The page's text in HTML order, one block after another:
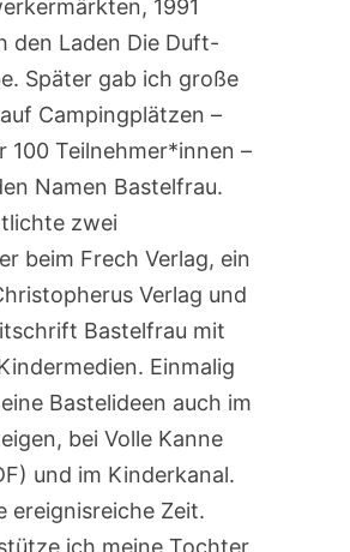
1991
den Laden Die Duft-
Später gab ich große
Campingplätzen –
100 Teilnehmer*innen –
Namen Bastelfrau.
zwei
beim Frech Verlag, ein
Verlag und
Bastelfrau mit
Einmalig
Bastelideen auch im
bei Volle Kanne
und im Kinderkanal.
ereignisreiche Zeit.
ich meine Tochter,